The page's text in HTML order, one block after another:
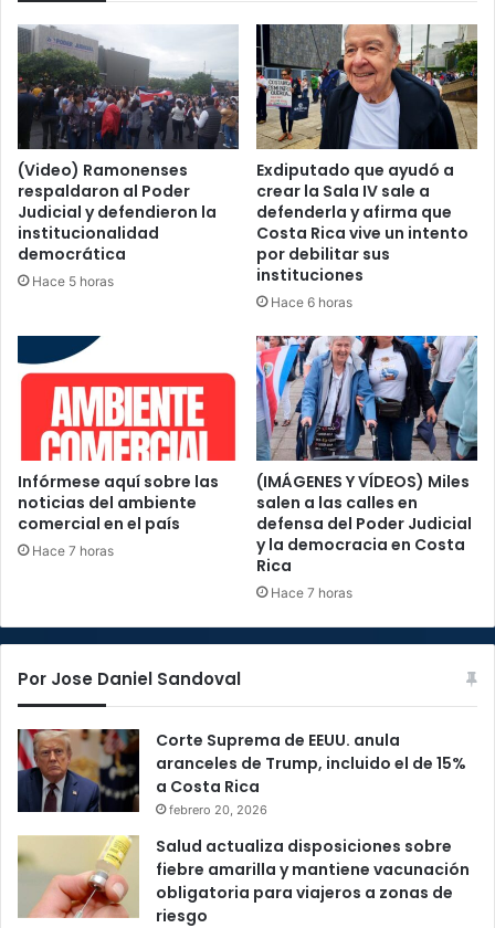
(Video) Ramonenses
respaldaron al Poder
Judicial y defendieron la
institucionalidad
democrática
Hace 5 horas
Exdiputado que ayudó a
crear la Sala IV sale a
defenderla y afirma que
Costa Rica vive un intento
por debilitar sus
instituciones
Hace 6 horas
Infórmese aquí sobre las
noticias del ambiente
comercial en el país
Hace 7 horas
(IMÁGENES Y VÍDEOS) Miles
salen a las calles en
defensa del Poder Judicial
y la democracia en Costa
Rica
Hace 7 horas
Por Jose Daniel Sandoval
Corte Suprema de EEUU. anula
aranceles de Trump, incluido el de 15%
a Costa Rica
febrero 20, 2026
Salud actualiza disposiciones sobre
fiebre amarilla y mantiene vacunación
obligatoria para viajeros a zonas de
riesgo